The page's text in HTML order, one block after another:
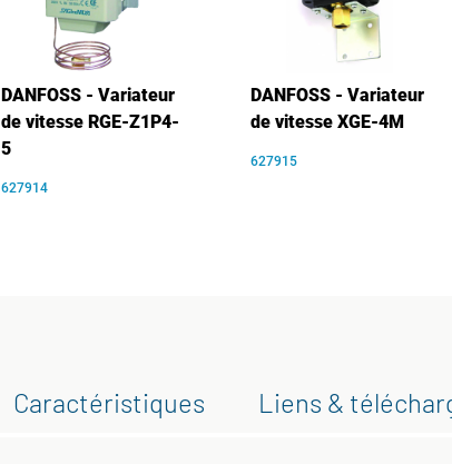
DANFOSS - Variateur
de vitesse RGE-Z1P4-
5
627914
DANFOSS - Variateur
de vitesse XGE-4M
627915
Caractéristiques Liens &